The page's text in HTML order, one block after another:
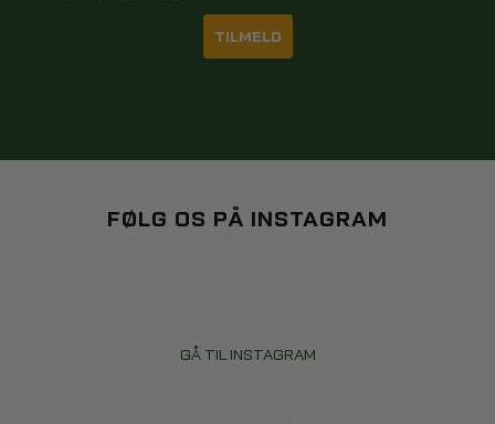
TILMELD
FØLG OS PÅ INSTAGRAM
GÅ TIL INSTAGRAM